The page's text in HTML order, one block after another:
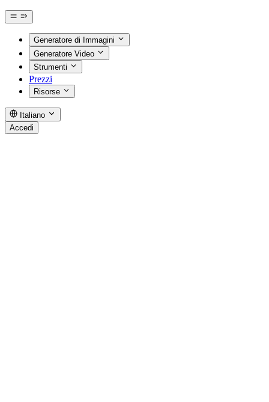
Generatore di Immagini
Generatore Video
Strumenti
Prezzi
Risorse
Italiano
Accedi